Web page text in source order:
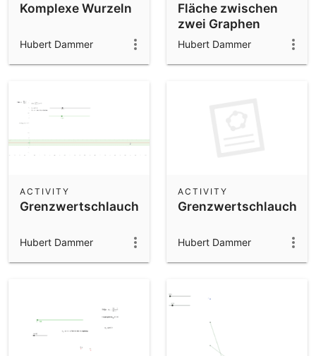
Komplexe Wurzeln
Hubert Dammer
Fläche zwischen
zwei Graphen
Hubert Dammer
Grenzwertschlauch
ACTIVITY
Hubert Dammer
Grenzwertschlauch
ACTIVITY
Hubert Dammer